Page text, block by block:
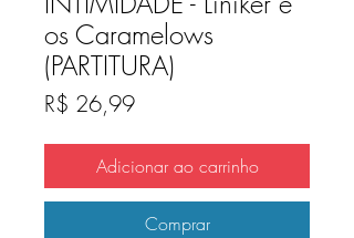
os Caramelows
(PARTITURA)
R$ 26,99Preço
Adicionar ao carrinho
Comprar